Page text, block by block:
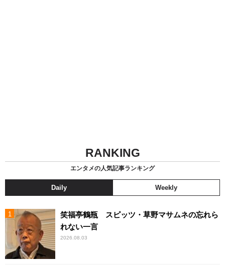
RANKING
エンタメの人気記事ランキング
Daily Weekly
笑福亭鶴瓶 スピッツ・草野マサムネの忘れら
れない一言
2026.08.03